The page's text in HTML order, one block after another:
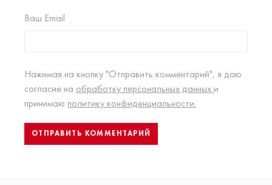
Ваш Email
Нажимая на кнопку "Отправить комментарий", я даю
согласие на обработку персональных данных и
принимаю политику конфиденциальности.